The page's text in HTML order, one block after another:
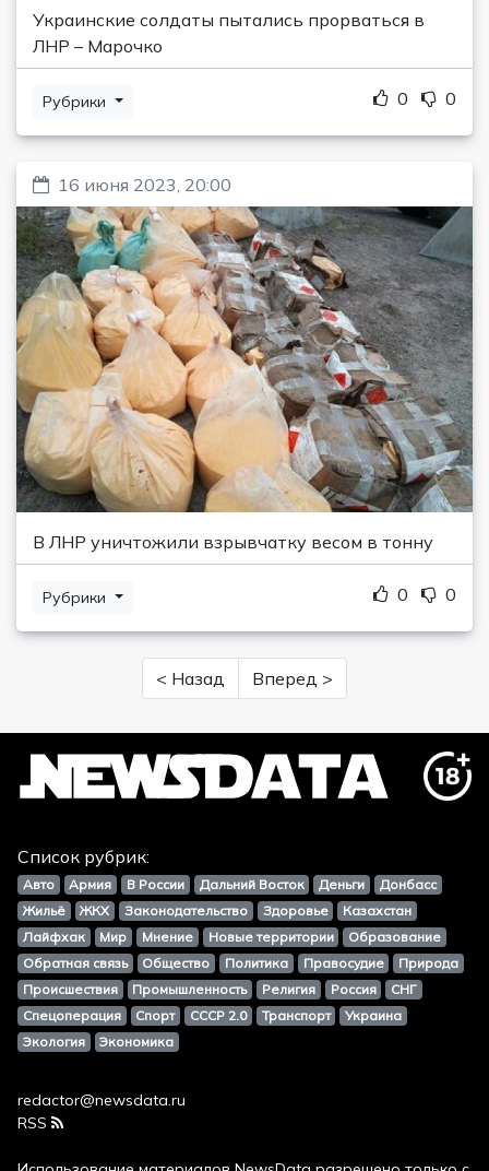
Украинские солдаты пытались прорваться в
ЛНР – Марочко
Рубрики 0 0
16 июня 2023, 20:00
В ЛНР уничтожили взрывчатку весом в тонну
Рубрики 0 0
< Назад Вперед >
Список рубрик:
Авто Армия В России Дальний Восток Деньги
Донбасс
Жильё
ЖКХ Законодательство Здоровье
Казахстан
Лайфхак
Мир Мнение Новые территории
Образование
Обратная связь
Общество Политика Правосудие
Природа
Происшествия
Промышленность Религия Россия
СНГ
Спецоперация
Спорт СССР 2.0 Транспорт
Украина
Экология
Экономика
redactor@newsdata.ru
RSS